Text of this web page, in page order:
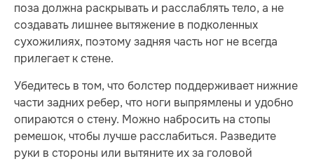
поза должна раскрывать и расслаблять тело, а не
создавать лишнее вытяжение в подколенных
сухожилиях, поэтому задняя часть ног не всегда
прилегает к стене.
Убедитесь в том, что болстер поддерживает нижние
части задних ребер, что ноги выпрямлены и удобно
опираются о стену. Можно набросить на стопы
ремешок, чтобы лучше расслабиться. Разведите
руки в стороны или вытяните их за головой